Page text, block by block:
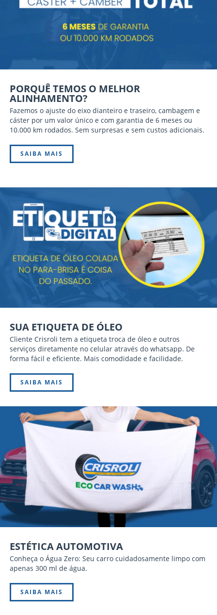
PORQUÊ TEMOS O MELHOR
ALINHAMENTO?
Fazemos o ajuste do eixo dianteiro e traseiro, cambagem e
cáster por um valor único e com garantia de 6 meses ou
10.000 km rodados. Sem surpresas e sem custos adicionais.
SAIBA MAIS
SUA ETIQUETA DE ÓLEO
Cliente Crisroli tem a etiqueta troca de óleo e outros
serviços diretamente no celular através do whatsapp. De
forma fácil e eficiente. Mais comodidade e facilidade.
SAIBA MAIS
ESTÉTICA AUTOMOTIVA
Conheça o Água Zero: Seu carro cuidadosamente limpo com
apenas 300 ml de água.
SAIBA MAIS